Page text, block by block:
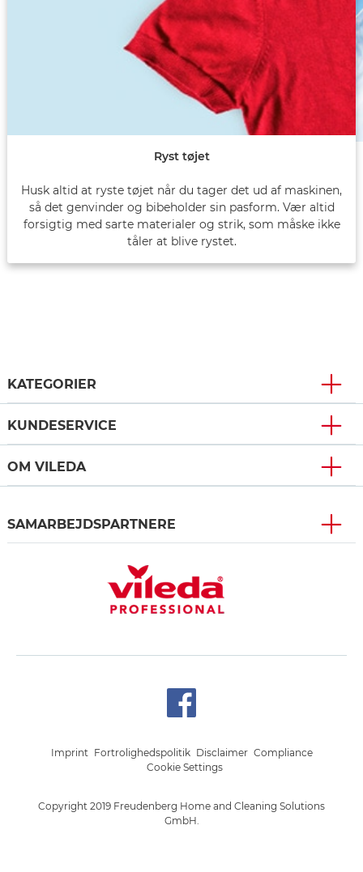
Ryst tøjet
Husk altid at ryste tøjet når du tager det ud af maskinen,
så det genvinder og bibeholder sin pasform. Vær altid
forsigtig med sarte materialer og strik, som måske ikke
tåler at blive rystet.
KATEGORIER
KUNDESERVICE
OM VILEDA
SAMARBEJDSPARTNERE
Copyright 2019 Freudenberg Home and Cleaning Solutions
GmbH.
Imprint Fortrolighedspolitik Disclaimer Compliance
Cookie Settings